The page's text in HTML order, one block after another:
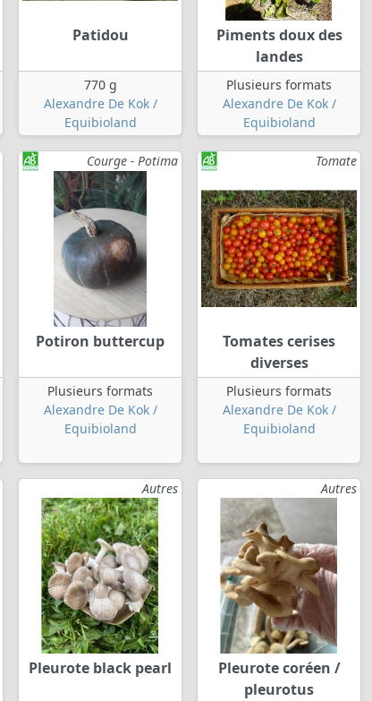
Patidou
770 g
Alexandre De Kok /
Equibioland
Piments doux des
landes
Plusieurs formats
Alexandre De Kok /
Equibioland
Courge - Potima
Potiron buttercup
Plusieurs formats
Alexandre De Kok /
Equibioland
Tomate
Tomates cerises
diverses
Plusieurs formats
Alexandre De Kok /
Equibioland
Autres
Pleurote black pearl
Autres
Pleurote coréen /
pleurotus